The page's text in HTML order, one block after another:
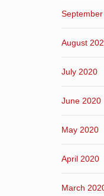
August
July 2020
June 2020
May 2020
April 2020
March